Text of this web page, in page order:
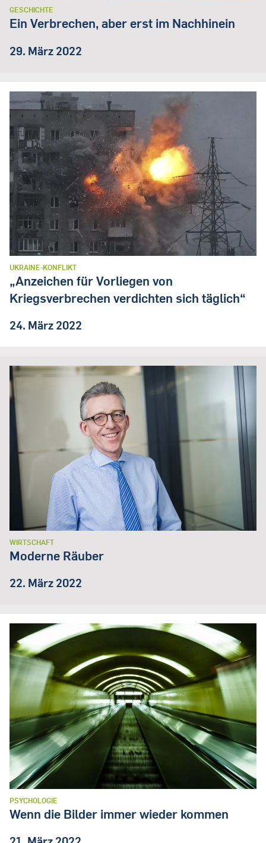
GESCHICHTE
Ein Verbrechen, aber erst im Nachhinein
29. März 2022
UKRAINE-KONFLIKT
„Anzeichen für Vorliegen von
Kriegsverbrechen verdichten sich täglich“
24. März 2022
WIRTSCHAFT
Moderne Räuber
22. März 2022
PSYCHOLOGIE
Wenn die Bilder immer wieder kommen